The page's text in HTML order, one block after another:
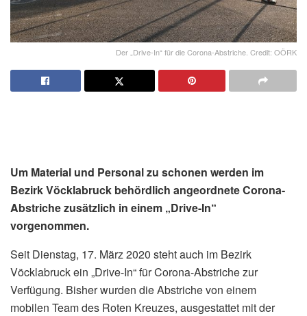
Der „Drive-In“ für die Corona-Abstriche. Credit: OÖRK
Um Material und Personal zu schonen werden im
Bezirk Vöcklabruck behördlich angeordnete Corona-
Abstriche zusätzlich in einem „Drive-In“
vorgenommen.
Seit Dienstag, 17. März 2020 steht auch im Bezirk
Vöcklabruck ein „Drive-In“ für Corona-Abstriche zur
Verfügung. Bisher wurden die Abstriche von einem
mobilen Team des Roten Kreuzes, ausgestattet mit der